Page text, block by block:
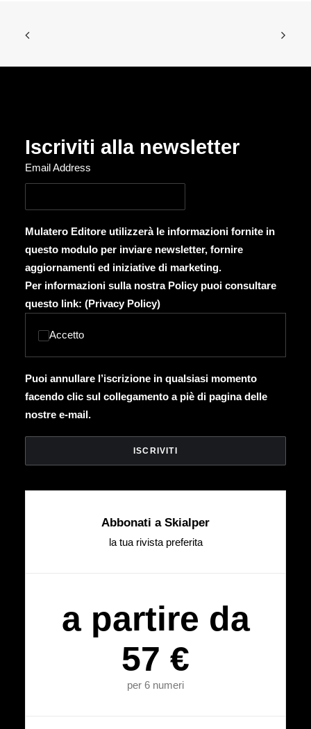
Iscriviti alla newsletter
Email Address
Mulatero Editore utilizzerà le informazioni fornite in
questo modulo per inviare newsletter, fornire
aggiornamenti ed iniziative di marketing.
Per informazioni sulla nostra Policy puoi consultare
questo link: (Privacy Policy)
Accetto
Puoi annullare l’iscrizione in qualsiasi momento
facendo clic sul collegamento a piè di pagina delle
nostre e-mail.
Abbonati a Skialper
la tua rivista preferita
a partire da
57 €
per 6 numeri